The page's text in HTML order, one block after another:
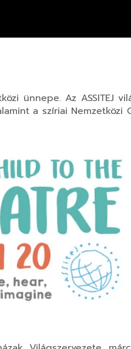
ünnepe. Az ASSITEJ
a szíriai